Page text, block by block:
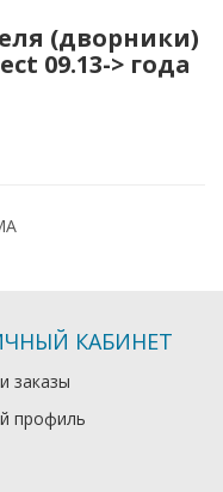
(дворники)
09.13-> года
КАБИНЕТ
заказы
профиль